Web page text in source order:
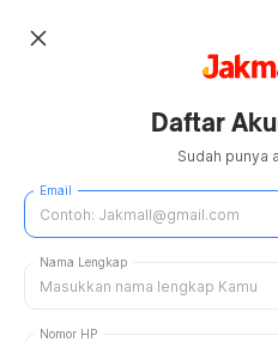
close
Daftar
Sudah punya
Email
Nama Lengkap
Nomor HP